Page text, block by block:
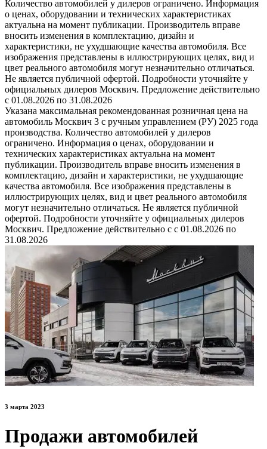
Количество автомобилей у дилеров ограничено. Информация
о ценах, оборудовании и технических характеристиках
актуальна на момент публикации. Производитель вправе
вносить изменения в комплектацию, дизайн и
характеристики, не ухудшающие качества автомобиля. Все
изображения представлены в иллюстрирующих целях, вид и
цвет реального автомобиля могут незначительно отличаться.
Не является публичной офертой. Подробности уточняйте у
официальных дилеров Москвич. Предложение действительно
с 01.08.2026 по 31.08.2026
Указана максимальная рекомендованная розничная цена на
автомобиль Москвич 3 с ручным управлением (РУ) 2025 года
производства. Количество автомобилей у дилеров
ограничено. Информация о ценах, оборудовании и
технических характеристиках актуальна на момент
публикации. Производитель вправе вносить изменения в
комплектацию, дизайн и характеристики, не ухудшающие
качества автомобиля. Все изображения представлены в
иллюстрирующих целях, вид и цвет реального автомобиля
могут незначительно отличаться. Не является публичной
офертой. Подробности уточняйте у официальных дилеров
Москвич. Предложение действительно с с 01.08.2026 по
31.08.2026
3 марта 2023
Продажи автомобилей